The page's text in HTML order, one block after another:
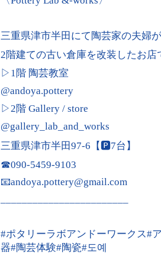
三重県津市半田にて陶芸家の夫婦
2階建ての古い倉庫を改装したお店
▷1階 陶芸教室
@andoya.pottery
▷2階 Gallery / store
@gallery_lab_and_works
三重県津市半田97-6【🅿︎7台】
☎︎090-5459-9103
📧andoya.pottery@gmail.com
#ポタリーラボアンドーワークス#
器#陶芸体験#陶瓷#도예